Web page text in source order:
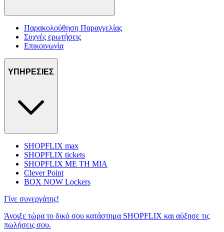
Παρακολούθηση Παραγγελίας
Συχνές ερωτήσεις
Επικοινωνία
ΥΠΗΡΕΣΙΕΣ
SHOPFLIX max
SHOPFLIX tickets
SHOPFLIX ΜΕ ΤΗ ΜΙΑ
Clever Point
BOX NOW Lockers
Γίνε συνεργάτης!
Άνοιξε τώρα το δικό σου κατάστημα SHOPFLIX και αύξησε τις
πωλήσεις σου.